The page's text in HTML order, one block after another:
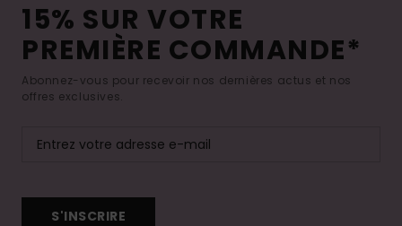
15% SUR VOTRE
PREMIÈRE COMMANDE*
Abonnez-vous pour recevoir nos dernières actus et nos
offres exclusives.
S'INSCRIRE